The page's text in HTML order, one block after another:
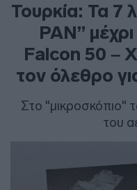
Τουρκία: Τα 7
PAN”
Falcon 50 –
τον όλεθρο
Στο "μικροσκόπιο"
του